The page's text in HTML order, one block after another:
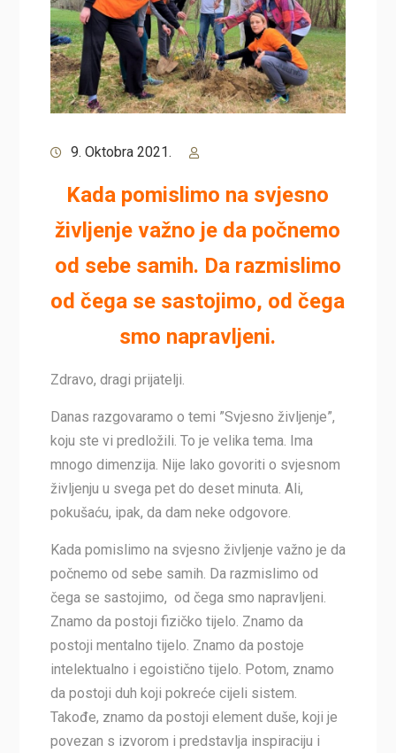
9. Oktobra 2021.
Kada pomislimo na svjesno
življenje važno je da počnemo
od sebe samih. Da razmislimo
od čega se sastojimo, od čega
smo napravljeni.
Zdravo, dragi prijatelji.
Danas razgovaramo o temi ”Svjesno življenje”,
koju ste vi predložili. To je velika tema. Ima
mnogo dimenzija. Nije lako govoriti o svjesnom
življenju u svega pet do deset minuta. Ali,
pokušaću, ipak, da dam neke odgovore.
Kada pomislimo na svjesno življenje važno je da
počnemo od sebe samih. Da razmislimo od
čega se sastojimo, od čega smo napravljeni.
Znamo da postoji fizičko tijelo. Znamo da
postoji mentalno tijelo. Znamo da postoje
intelektualno i egoistično tijelo. Potom, znamo
da postoji duh koji pokreće cijeli sistem.
Takođe, znamo da postoji element duše, koji je
povezan s izvorom i predstavlja inspiraciju i